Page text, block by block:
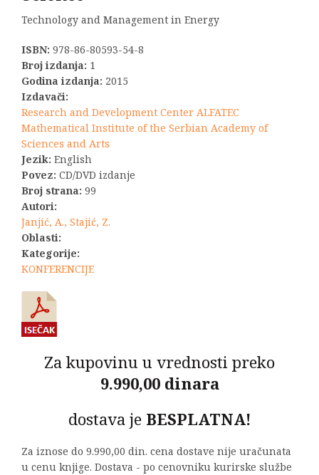
Technology and Management in Energy
ISBN: 978-86-80593-54-8
Broj izdanja: 1
Godina izdanja: 2015
Izdavači:
Research and Development Center ALFATEC
Mathematical Institute of the Serbian Academy of
Sciences and Arts
Jezik: English
Povez: CD/DVD izdanje
Broj strana: 99
Autori:
Janjić, A., Stajić, Z.
Oblasti:
Kategorije:
KONFERENCIJE
Za kupovinu u vrednosti preko
9.990,00 dinara
dostava je BESPLATNA!
Za iznose do 9.990,00 din. cena dostave nije uračunata
u cenu knjige. Dostava - po cenovniku kurirske službe